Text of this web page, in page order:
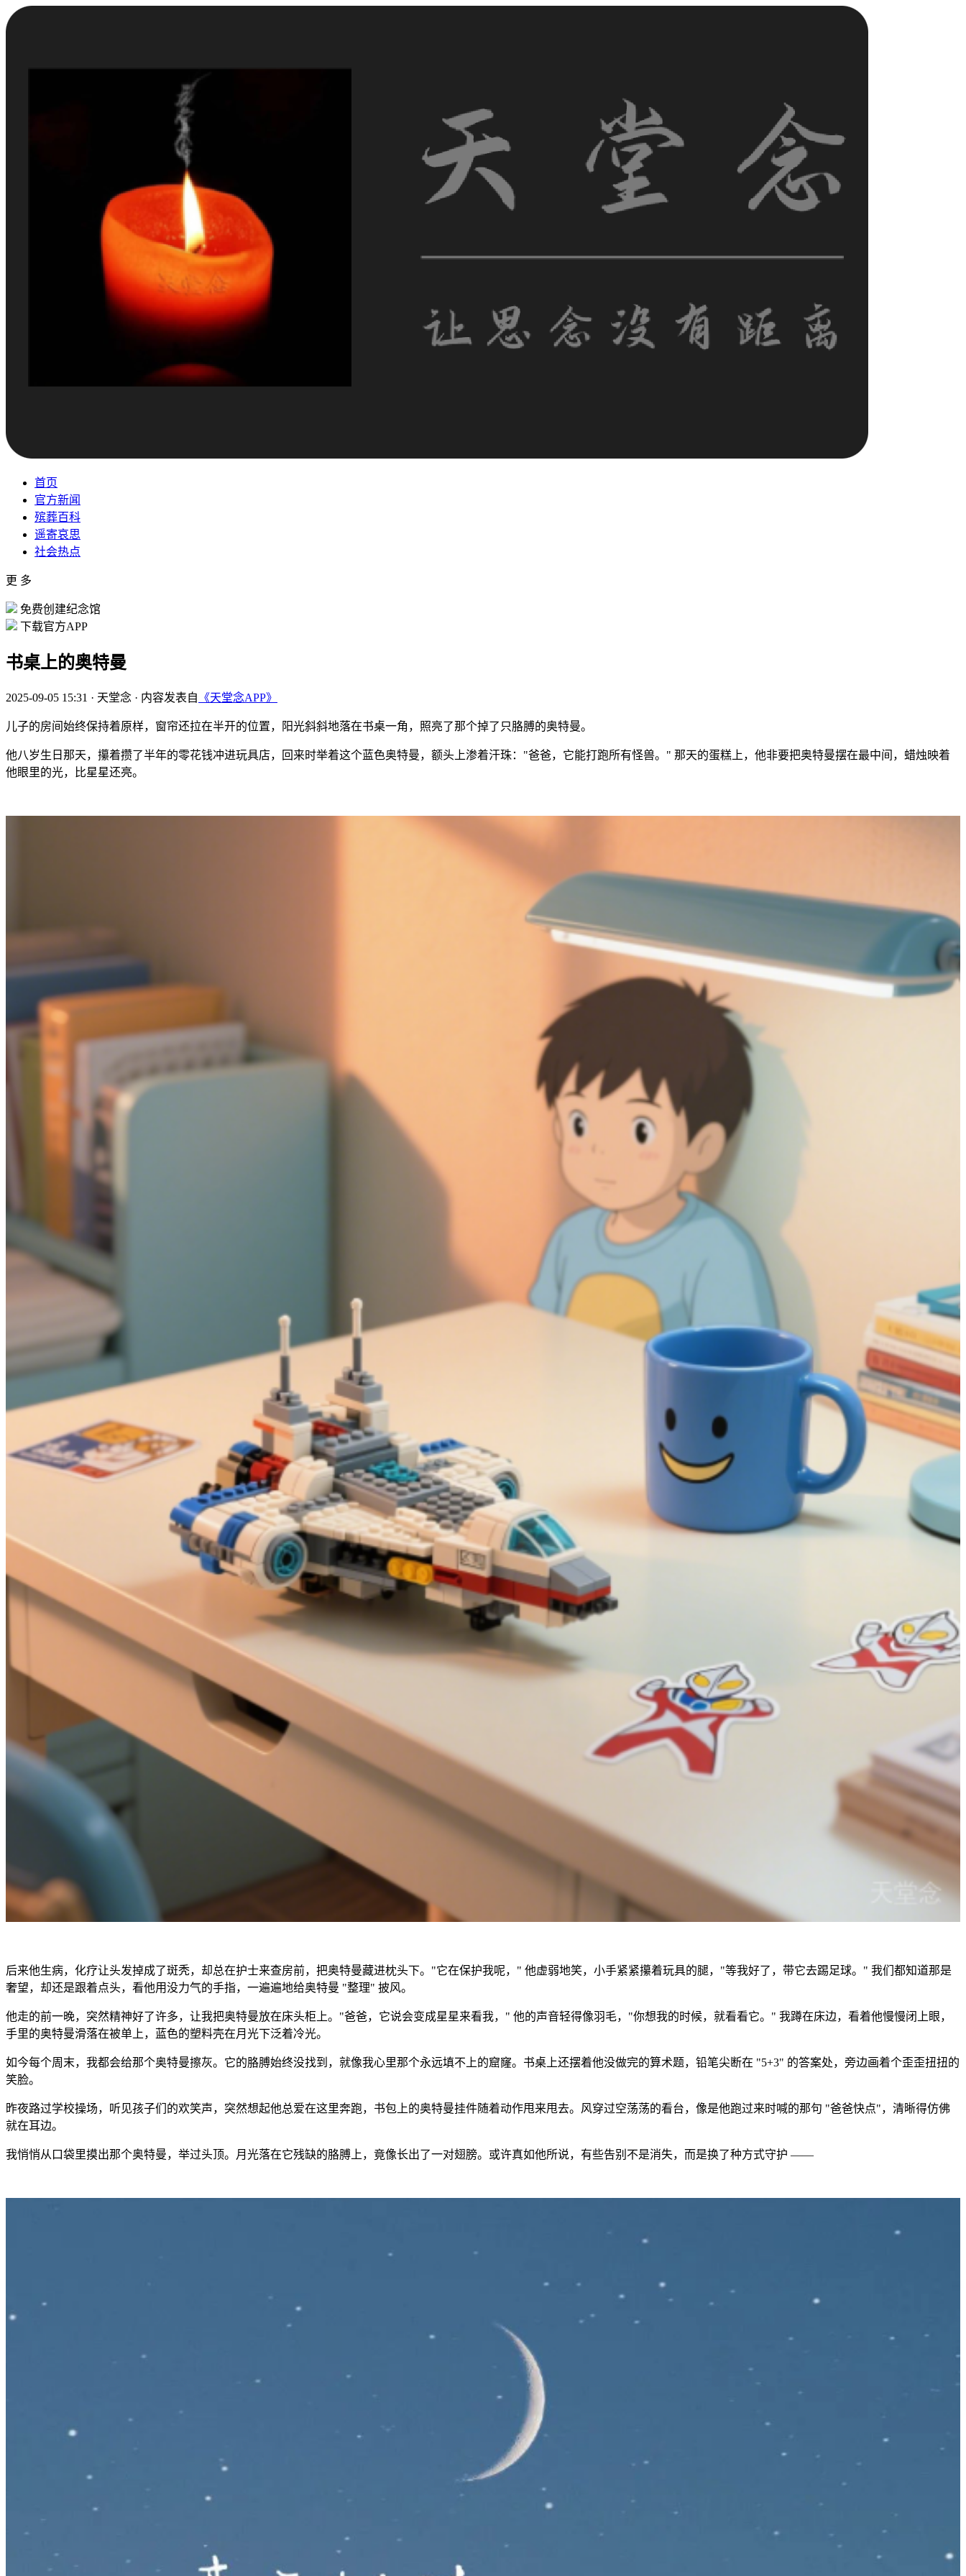
首页
官方新闻
殡葬百科
遥寄哀思
社会热点
更 多
免费创建纪念馆
下载官方APP
书桌上的奥特曼
2025-09-05 15:31 · 天堂念 · 内容发表自 《天堂念APP》
儿子的房间始终保持着原样，窗帘还拉在半开的位置，阳光斜斜地落在书桌一角，照亮了那个掉了只胳膊的奥特曼。
他八岁生日那天，攥着攒了半年的零花钱冲进玩具店，回来时举着这个蓝色奥特曼，额头上渗着汗珠："爸爸，它能打跑所有怪兽。" 那天的蛋糕上，他非要把奥特曼摆在最中间，蜡烛映着
他眼里的光，比星星还亮。
后来他生病，化疗让头发掉成了斑秃，却总在护士来查房前，把奥特曼藏进枕头下。"它在保护我呢，" 他虚弱地笑，小手紧紧攥着玩具的腿，"等我好了，带它去踢足球。" 我们都知道那是
奢望，却还是跟着点头，看他用没力气的手指，一遍遍地给奥特曼 "整理" 披风。
他走的前一晚，突然精神好了许多，让我把奥特曼放在床头柜上。"爸爸，它说会变成星星来看我，" 他的声音轻得像羽毛，"你想我的时候，就看看它。" 我蹲在床边，看着他慢慢闭上眼，
手里的奥特曼滑落在被单上，蓝色的塑料壳在月光下泛着冷光。
如今每个周末，我都会给那个奥特曼擦灰。它的胳膊始终没找到，就像我心里那个永远填不上的窟窿。书桌上还摆着他没做完的算术题，铅笔尖断在 "5+3" 的答案处，旁边画着个歪歪扭扭的
笑脸。
昨夜路过学校操场，听见孩子们的欢笑声，突然想起他总爱在这里奔跑，书包上的奥特曼挂件随着动作甩来甩去。风穿过空荡荡的看台，像是他跑过来时喊的那句 "爸爸快点"，清晰得仿佛
就在耳边。
我悄悄从口袋里摸出那个奥特曼，举过头顶。月光落在它残缺的胳膊上，竟像长出了一对翅膀。或许真如他所说，有些告别不是消失，而是换了种方式守护 ——